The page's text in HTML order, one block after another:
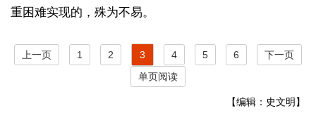
重困难实现的，殊为不易。
上一页 1 2 3 4 5 6
下一页
单页阅读
【编辑：史文明】